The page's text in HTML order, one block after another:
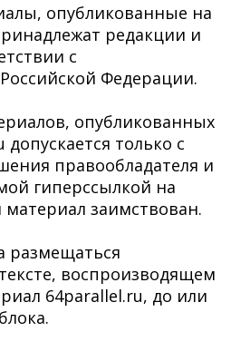
опубликованные на
редакции и
с
Федерации.
опубликованных
только с
правообладателя и
гиперссылкой на
заимствован.
размещаться
воспроизводящем
64parallel.ru, до или